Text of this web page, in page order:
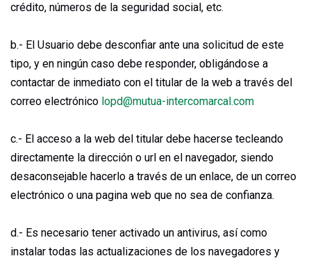
crédito, números de la seguridad social, etc.
b.- El Usuario debe desconfiar ante una solicitud de este
tipo, y en ningún caso debe responder, obligándose a
contactar de inmediato con el titular de la web a través del
correo electrónico lopd@mutua-intercomarcal.com
c.- El acceso a la web del titular debe hacerse tecleando
directamente la dirección o url en el navegador, siendo
desaconsejable hacerlo a través de un enlace, de un correo
electrónico o una pagina web que no sea de confianza.
d.- Es necesario tener activado un antivirus, así como
instalar todas las actualizaciones de los navegadores y